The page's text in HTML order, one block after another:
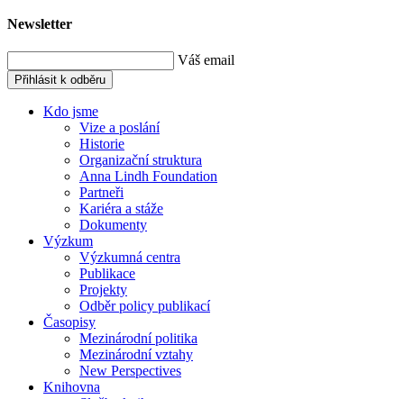
Newsletter
Váš email
Přihlásit k odběru
Kdo jsme
Vize a poslání
Historie
Organizační struktura
Anna Lindh Foundation
Partneři
Kariéra a stáže
Dokumenty
Výzkum
Výzkumná centra
Publikace
Projekty
Odběr policy publikací
Časopisy
Mezinárodní politika
Mezinárodní vztahy
New Perspectives
Knihovna